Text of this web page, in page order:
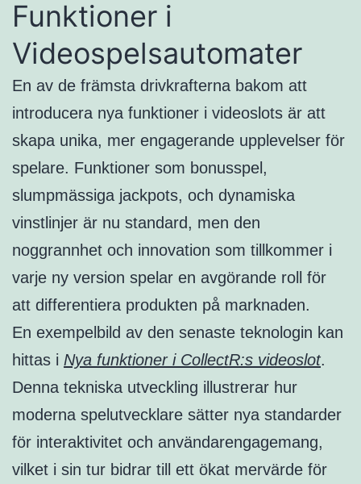
Funktioner i
Videospelsautomater
En av de främsta drivkrafterna bakom att
introducera nya funktioner i videoslots är att
skapa unika, mer engagerande upplevelser för
spelare. Funktioner som bonusspel,
slumpmässiga jackpots, och dynamiska
vinstlinjer är nu standard, men den
noggrannhet och innovation som tillkommer i
varje ny version spelar en avgörande roll för
att differentiera produkten på marknaden.
En exempelbild av den senaste teknologin kan
hittas i Nya funktioner i CollectR:s videoslot.
Denna tekniska utveckling illustrerar hur
moderna spelutvecklare sätter nya standarder
för interaktivitet och användarengagemang,
vilket i sin tur bidrar till ett ökat mervärde för